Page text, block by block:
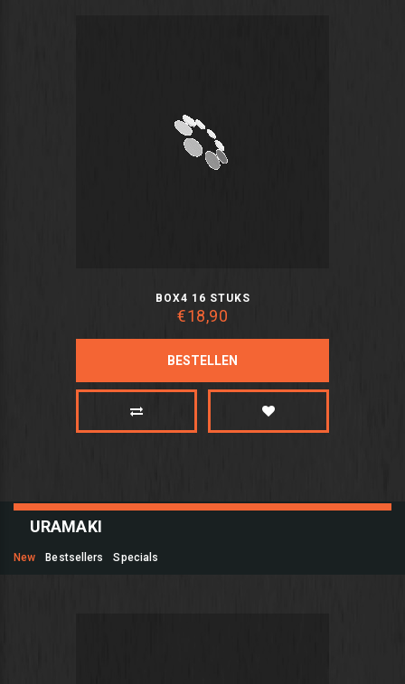
BOX4 16 STUKS
€18,90
BESTELLEN
URAMAKI
New Bestsellers Specials